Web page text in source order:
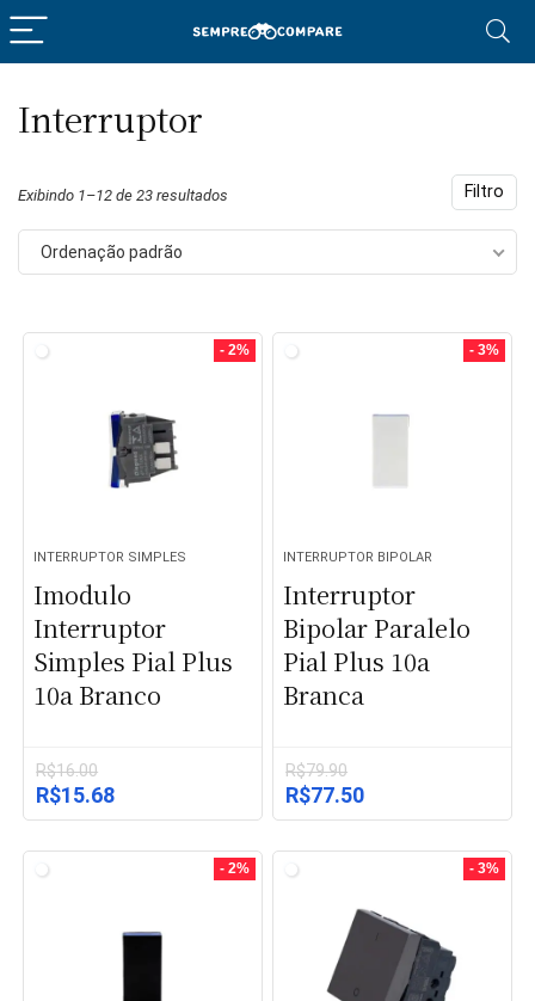
Interruptor
Filtro
Exibindo 1–12 de 23 resultados
Ordenação padrão
- 2%
INTERRUPTOR SIMPLES
Imodulo
Interruptor
Simples Pial Plus
10a Branco
R$16.00
O
preço
era:
R$15.68O
preço
- 3%
INTERRUPTOR BIPOLAR
Interruptor
Bipolar Paralelo
Pial Plus 10a
Branca
R$79.90
O
preço
era:
R$77.50O
preço
- 2% - 3%